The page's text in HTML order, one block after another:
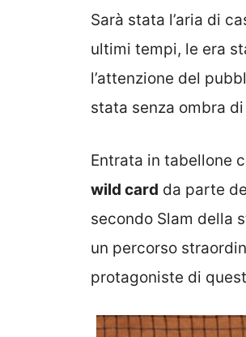
Sarà stata l’aria di
ultimi tempi, le era
l’attenzione del
stata senza ombra
Entrata in tabellone
wild card da parte
secondo Slam della
un percorso
protagoniste di